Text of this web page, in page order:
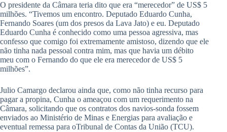
O presidente da Câmara teria dito que era “merecedor” de US$ 5
milhões. “Tivemos um encontro. Deputado Eduardo Cunha,
Fernando Soares (um dos presos da Lava Jato) e eu. Deputado
Eduardo Cunha é conhecido como uma pessoa agressiva, mas
confesso que comigo foi extremamente amistoso, dizendo que ele
não tinha nada pessoal contra mim, mas que havia um débito
meu com o Fernando do que ele era merecedor de US$ 5
milhões”.
Julio Camargo declarou ainda que, como não tinha recurso para
pagar a propina, Cunha o ameaçou com um requerimento na
Câmara, solicitando que os contratos dos navios-sonda fossem
enviados ao Ministério de Minas e Energias para avaliação e
eventual remessa para oTribunal de Contas da União (TCU).